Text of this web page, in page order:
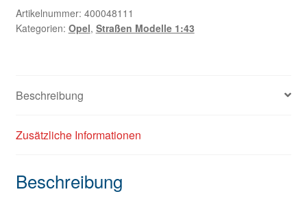
Artikelnummer: 400048111
Kategorien: Opel, Straßen Modelle 1:43
Beschreibung
Zusätzliche Informationen
Beschreibung